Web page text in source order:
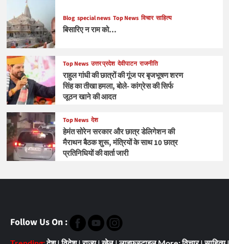
Blog special news Top News विचार साहित्य
बिसारिए न राम को…
Top News उत्तर प्रदेश देवीपाटन राजनीति
राहुल गांधी की छात्रों की गूंज पर बृजभूषण शरण
सिंह का तीखा हमला, बोले- कांग्रेस की सिर्फ
जूठन खाने की आदत
Top News देश
हेमंत सोरेन सरकार और छात्र डेलिगेशन की
मैराथन बैठक शुरू, मंत्रियों के साथ 10 छात्र
प्रतिनिधियों की वार्ता जारी
Follow Us On :